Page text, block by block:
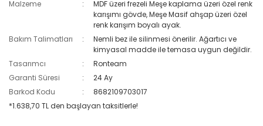
Malzeme
MDF üzeri frezeli Meşe kaplama üzeri özel renk
karışımı gövde, Meşe Masif ahşap üzeri özel
renk karışım boyalı ayak.
Bakım Talimatları
Nemli bez ile silinmesi önerilir. Ağartıcı ve
kimyasal madde ile temasa uygun değildir.
Tasarımcı
Ronteam
Garanti Süresi
24 Ay
Barkod Kodu
8682109703017
*1.638,70 TL den başlayan taksitlerle!